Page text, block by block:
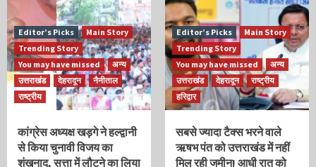
Editor’s Picks
Main Story
Trending Story
You may have missed
अन्य
उत्तराखंड
देहरादून
नैनीताल
राष्ट्रीय
कांग्रेस अध्यक्ष खड़गे ने हल्द्वानी
से किया चुनावी विजय का
शंखनाद, सत्ता में लौटने का लिया
Editor’s Picks
Main Story
Trending Story
You may have missed
अन्य
उत्तराखंड
देहरादून
राष्ट्रीय
हरिद्वार
सबसे ज्यादा टैक्स भरने वाले
ऋषभ पंत को उत्तराखंड में नहीं
मिल रही जमीन! आधी रात को